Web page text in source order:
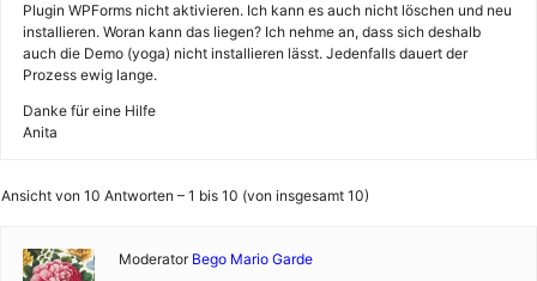
Plugin WPForms nicht aktivieren. Ich kann es auch nicht löschen und neu
installieren. Woran kann das liegen? Ich nehme an, dass sich deshalb
auch die Demo (yoga) nicht installieren lässt. Jedenfalls dauert der
Prozess ewig lange.
Danke für eine Hilfe
Anita
Ansicht von 10 Antworten – 1 bis 10 (von insgesamt 10)
Moderator Bego Mario Garde